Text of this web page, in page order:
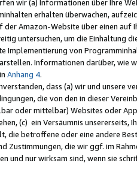
wir (a) Informationen über Ihre
erhalten überwachen,
der Amazon-Website über einen
untersuchen, um die Einhaltung
Implementierung von
Informationen darüber, wie
Anhang 4.
dass (a) wir und
die von den in dieser
oder mittelbar) Websites oder
(c) ein Versäumnis unsererseits,
die betroffene oder eine andere
Zustimmungen, die wir ggf. im
und nur wirksam sind, wenn sie